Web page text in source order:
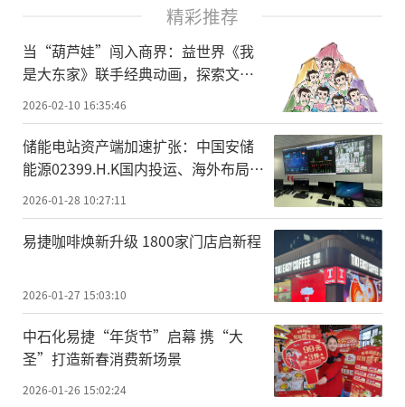
精彩推荐
当“葫芦娃”闯入商界：益世界《我
是大东家》联手经典动画，探索文化
IP联动新范式
2026-02-10 16:35:46
储能电站资产端加速扩张：中国安储
能源02399.H.K国内投运、海外布局同
2026-01-28 10:27:11
易捷咖啡焕新升级 1800家门店启新程
2026-01-27 15:03:10
中石化易捷“年货节”启幕 携“大
圣”打造新春消费新场景
2026-01-26 15:02:24